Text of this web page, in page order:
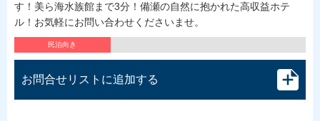
す！美ら海水族館まで3分！備瀬の自然に抱かれた高収益ホテ
ル！お気軽にお問い合わせくださいませ。
民泊向き
お問合せリストに追加する